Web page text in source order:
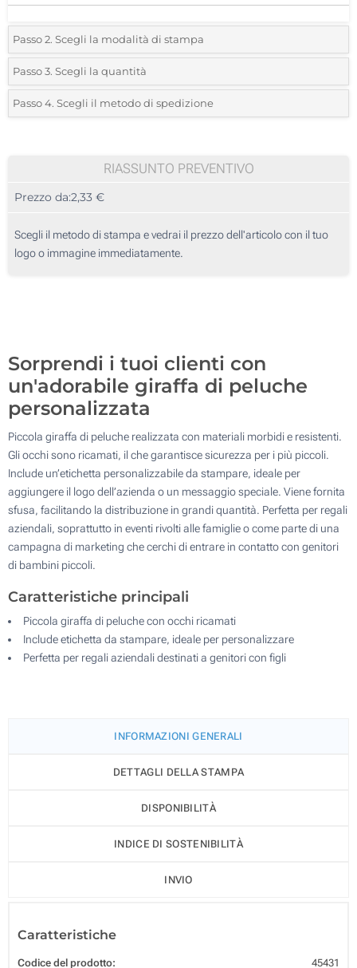
Passo 2. Scegli la modalità di stampa
*Seleziona la posizione di stampa e il colore del vostro logo:
1 Colore (Davanti)
1 Colore (Sull'etichetta)
Transfer digitale full color (Davanti)
Passo 3. Scegli la quantità
*Quantità desiderata:
20
50
100
Passo 4. Scegli il metodo di spedizione
RIASSUNTO PREVENTIVO
Prezzo da:2,33 €
Scegli il metodo di stampa e vedrai il prezzo dell'articolo con il tuo
logo o immagine immediatamente.
Sorprendi i tuoi clienti con
un'adorabile giraffa di peluche
personalizzata
Piccola giraffa di peluche realizzata con materiali morbidi e resistenti.
Gli occhi sono ricamati, il che garantisce sicurezza per i più piccoli.
Include un’etichetta personalizzabile da stampare, ideale per
aggiungere il logo dell’azienda o un messaggio speciale. Viene fornita
sfusa, facilitando la distribuzione in grandi quantità. Perfetta per regali
aziendali, soprattutto in eventi rivolti alle famiglie o come parte di una
campagna di marketing che cerchi di entrare in contatto con genitori
di bambini piccoli.
Caratteristiche principali
Piccola giraffa di peluche con occhi ricamati
Include etichetta da stampare, ideale per personalizzare
Perfetta per regali aziendali destinati a genitori con figli
INFORMAZIONI GENERALI
DETTAGLI DELLA STAMPA
DISPONIBILITÀ
INDICE DI SOSTENIBILITÀ
INVIO
Caratteristiche
Codice del prodotto: 45431